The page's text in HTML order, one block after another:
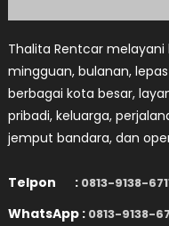
Thalita Rentcar
mingguan, bulanan,
berbagai kota besar,
pribadi, keluarga,
jemput bandara, dan
Telpon : 0813-9138-
WhatsApp : 0813-9138-